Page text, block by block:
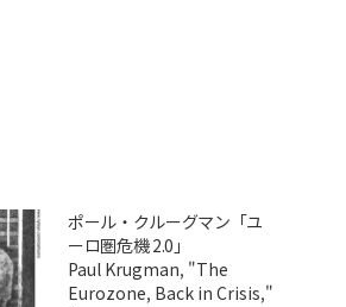
ポール・クルーグマン「ユ
ーロ圏危機 2.0」
Paul Krugman, "The
Eurozone, Back in Crisis,"